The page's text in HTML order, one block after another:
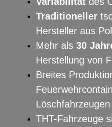
Traditioneller
Hersteller aus
Mehr als30
Herstellung von
Breites
Löschfahrzeugen
THT-Fahrzeuge